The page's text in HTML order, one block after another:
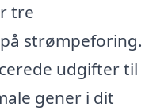
tre
strømpeforing.
udgifter til
gener i dit